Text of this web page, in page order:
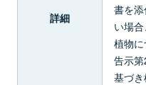
詳細
書を
い場合
植物
告示
基づ